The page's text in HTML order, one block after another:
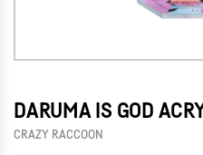
DARUMA IS GOD
CRAZY RACCOON